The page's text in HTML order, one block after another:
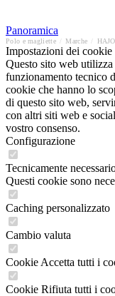
Panoramica
Polo e magliette Marche HAJO
Impostazioni dei cookie
Questo sito web
funzionamento tecnico
cookie che hanno lo
di questo sito web,
con altri siti web e
vostro consenso.
Configurazione
Tecnicamente
Questi cookie sono
Caching personalizzato
Cambio valuta
Cookie Accetta tutti i
Cookie Rifiuta tutti i